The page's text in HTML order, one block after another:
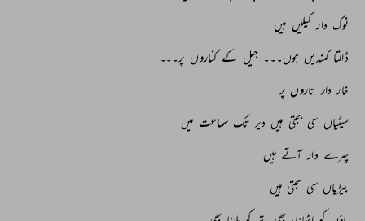
نوک دار کیلیں ہیں
ڈالتا کمندیں ہوں۔۔۔ جیل کے کناروں پر۔۔۔
خار دار تاروں پر
سیٹیاں سی بجتی ہیں دیر تک سماعت میں
پہرے دار آتے ہیں
بیڑیاں سی سجتی ہیں